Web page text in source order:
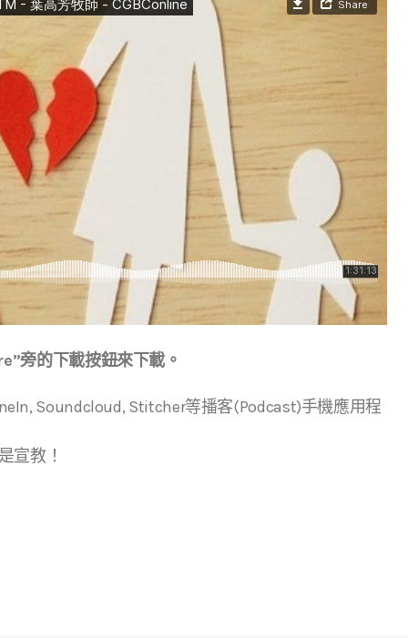
旁的下載按鈕來下載。
Soundcloud, Stitcher等播客(Podcast)手機應用程
宣教！